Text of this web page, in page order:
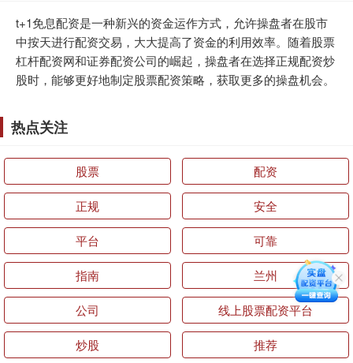
t+1免息配资是一种新兴的资金运作方式，允许操盘者在股市
中按天进行配资交易，大大提高了资金的利用效率。随着股票
杠杆配资网和证券配资公司的崛起，操盘者在选择正规配资炒
股时，能够更好地制定股票配资策略，获取更多的操盘机会。
热点关注
股票 配资
正规 安全
平台 可靠
指南 兰州
公司 线上股票配资平台
炒股 推荐